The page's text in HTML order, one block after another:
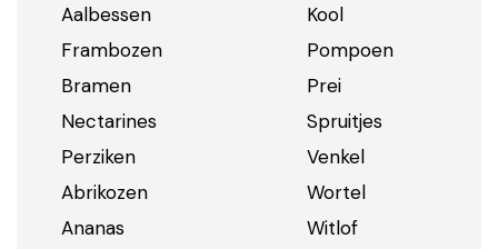
Aalbessen
Frambozen
Bramen
Nectarines
Perziken
Abrikozen
Ananas
Kool
Pompoen
Prei
Spruitjes
Venkel
Wortel
Witlof